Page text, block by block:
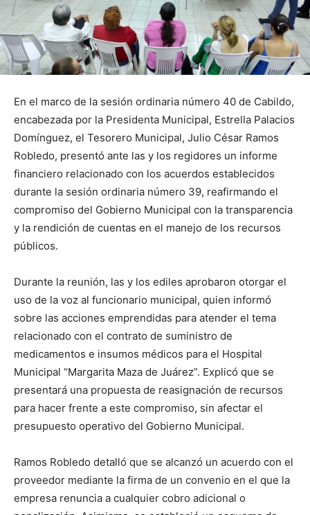
En el marco de la sesión ordinaria número 40 de Cabildo,
encabezada por la Presidenta Municipal, Estrella Palacios
Domínguez, el Tesorero Municipal, Julio César Ramos
Robledo, presentó ante las y los regidores un informe
financiero relacionado con los acuerdos establecidos
durante la sesión ordinaria número 39, reafirmando el
compromiso del Gobierno Municipal con la transparencia
y la rendición de cuentas en el manejo de los recursos
públicos.
Durante la reunión, las y los ediles aprobaron otorgar el
uso de la voz al funcionario municipal, quien informó
sobre las acciones emprendidas para atender el tema
relacionado con el contrato de suministro de
medicamentos e insumos médicos para el Hospital
Municipal “Margarita Maza de Juárez”. Explicó que se
presentará una propuesta de reasignación de recursos
para hacer frente a este compromiso, sin afectar el
presupuesto operativo del Gobierno Municipal.
Ramos Robledo detalló que se alcanzó un acuerdo con el
proveedor mediante la firma de un convenio en el que la
empresa renuncia a cualquier cobro adicional o